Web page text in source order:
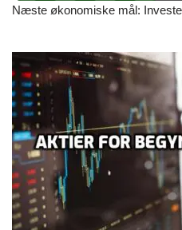
Næste økonomiske mål: